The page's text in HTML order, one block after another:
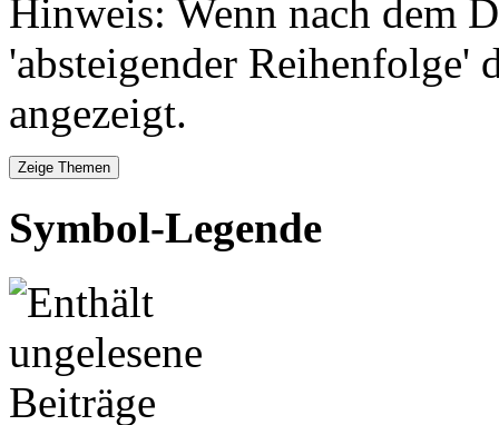
Hinweis: Wenn nach dem
'absteigender Reihenfolge'
angezeigt.
Symbol-Legende